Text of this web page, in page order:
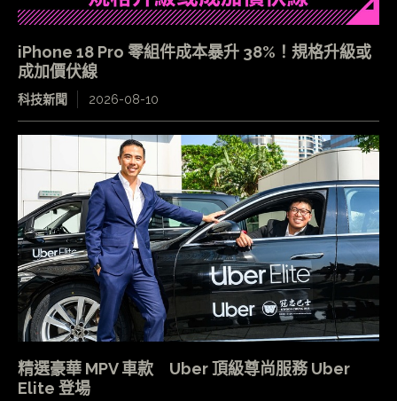
iPhone 18 Pro 零組件成本暴升 38%！規格升級或
成加價伏線
科技新聞 2026-08-10
精選豪華 MPV 車款 Uber 頂級尊尚服務 Uber
Elite 登場